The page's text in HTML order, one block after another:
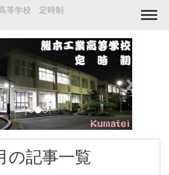
等学校 定時制
n
e
x
t
の記事一覧